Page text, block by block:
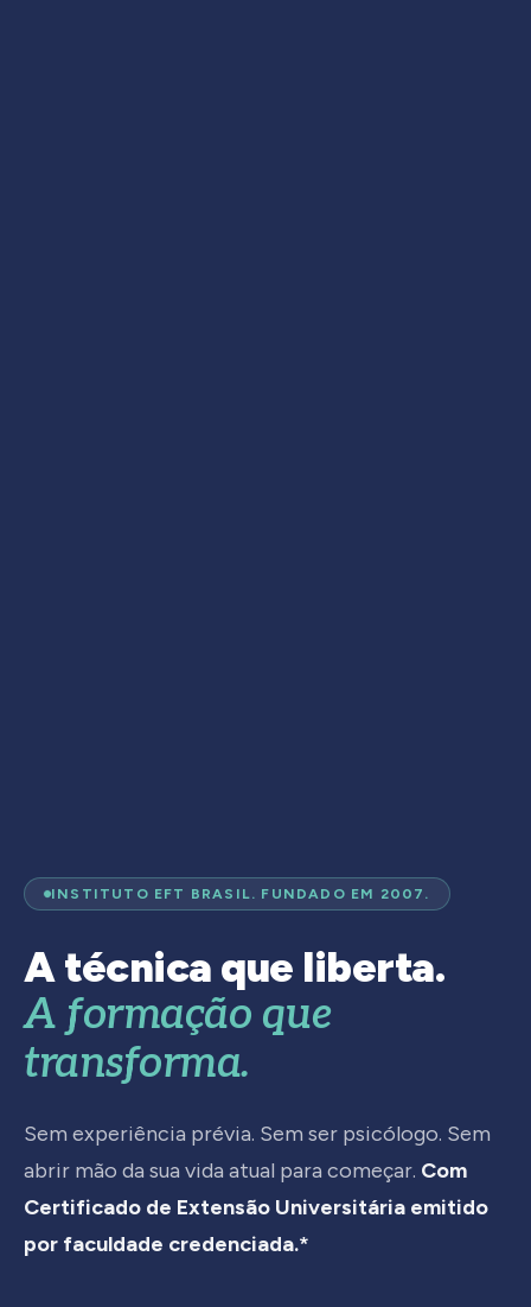
INSTITUTO EFT BRASIL. FUNDADO EM 2007.
A técnica que liberta.
A formação que
transforma.
Sem experiência prévia. Sem ser psicólogo. Sem
abrir mão da sua vida atual para começar. Com
Certificado de Extensão Universitária emitido
por faculdade credenciada.*